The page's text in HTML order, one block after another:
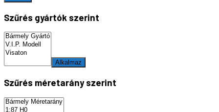
Szűrés gyártók szerint
Alkalmaz
Szűrés méretarány szerint